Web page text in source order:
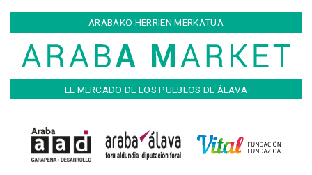
ARABAKO HERRIEN MERKATUA
EL MERCADO DE LOS PUEBLOS DE ÁLAVA